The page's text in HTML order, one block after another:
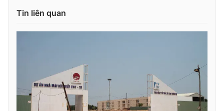
Thị trường 24h
VTV8
Liên hệ tòa soạn English
Tin liên quan